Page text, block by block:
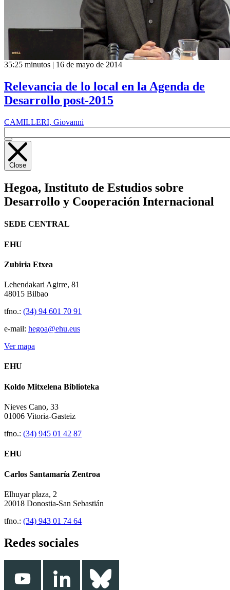
35:25 minutos | 16 de mayo de 2014
Relevancia de lo local en la Agenda de
Desarrollo post-2015
CAMILLERI, Giovanni
Close
Hegoa, Instituto de Estudios sobre
Desarrollo y Cooperación Internacional
SEDE CENTRAL
EHU
Zubiria Etxea
Lehendakari Agirre, 81
48015 Bilbao
tfno.: (34) 94 601 70 91
e-mail: hegoa@ehu.eus
Ver mapa
EHU
Koldo Mitxelena Biblioteka
Nieves Cano, 33
01006 Vitoria-Gasteiz
tfno.: (34) 945 01 42 87
EHU
Carlos Santamaría Zentroa
Elhuyar plaza, 2
20018 Donostia-San Sebastián
tfno.: (34) 943 01 74 64
Redes sociales